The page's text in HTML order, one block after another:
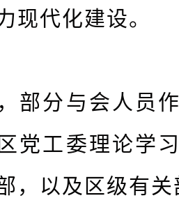
现代化建设。
部分与会人员
党工委理论学
，以及区级有